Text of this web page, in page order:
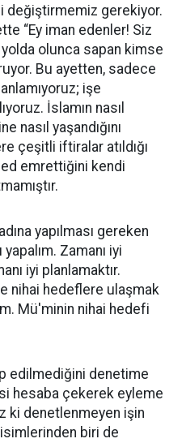
değiştirmemiz gerekiyor.
“Ey iman edenler! Siz
olunca sapan kimse
Bu ayetten, sadece
işe
İslamın nasıl
nasıl yaşandığını
çeşitli iftiralar atıldığı
emrettiğini kendi
yapılması gereken
Zamanı iyi
iyi planlamaktır.
nihai hedeflere ulaşmak
Mü'minin nihai hedefi
edilmediğini denetime
hesaba çekerek eyleme
ki denetlenmeyen işin
isimlerinden biri de